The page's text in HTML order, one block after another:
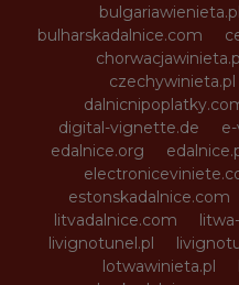
bulgariawienieta.pl
bulharskadalnice.com
czechywinieta.pl
digital-vignette.de
edalnice.org
estonskadalnice.com
litvadalnice.com
livignotunel.pl
lotwawinieta.pl